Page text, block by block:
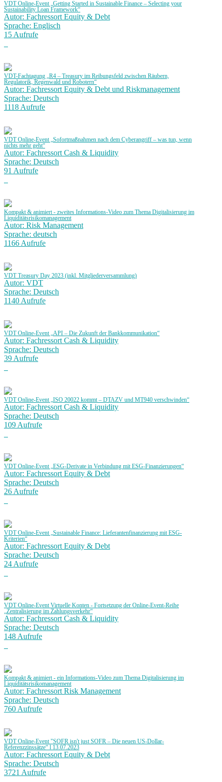
VDT Online-Event „Getting Started in Sustainable Finance – Selecting your
Sustainability Loan Framework“
Autor: Fachressort Equity & Debt
Sprache: Englisch
15 Aufrufe
VDT-Fachtagung „R4 – Treasury im Reibungsfeld zwischen Räubern,
Regulatorik, Regenwald und Robotern“
Autor: Fachressort Equity & Debt und Riskmanagement
Sprache: Deutsch
1118 Aufrufe
VDT Online-Event „Sofortmaßnahmen nach dem Cyberangriff – was tun, wenn
nichts mehr geht“
Autor: Fachressort Cash & Liquidity
Sprache: Deutsch
91 Aufrufe
Kompakt & animiert - zweites Informations-Video zum Thema Digitalisierung im
Liquiditätsrisikomanagement
Autor: Risk Management
Sprache: deutsch
1166 Aufrufe
VDT Treasury Day 2023 (inkl. Mitgliederversammlung)
Autor: VDT
Sprache: Deutsch
1140 Aufrufe
VDT Online-Event „API – Die Zukunft der Bankkommunikation“
Autor: Fachressort Cash & Liquidity
Sprache: Deutsch
39 Aufrufe
VDT Online-Event „ISO 20022 kommt – DTAZV und MT940 verschwinden“
Autor: Fachressort Cash & Liquidity
Sprache: Deutsch
109 Aufrufe
VDT Online-Event „ESG-Derivate in Verbindung mit ESG-Finanzierungen“
Autor: Fachressort Equity & Debt
Sprache: Deutsch
26 Aufrufe
VDT Online-Event „Sustainable Finance: Lieferantenfinanzierung mit ESG-
Kriterien“
Autor: Fachressort Equity & Debt
Sprache: Deutsch
24 Aufrufe
VDT Online-Event Virtuelle Konten - Fortsetzung der Online-Event-Reihe
„Zentralisierung im Zahlungsverkehr“
Autor: Fachressort Cash & Liquidity
Sprache: Deutsch
148 Aufrufe
Kompakt & animiert - ein Informations-Video zum Thema Digitalisierung im
Liquiditätsrisikomanagement
Autor: Fachressort Risk Management
Sprache: Deutsch
760 Aufrufe
VDT Online-Event "SOFR isn't just SOFR – Die neuen US-Dollar-
Referenzzinssätze“ l 13.07.2023
Autor: Fachressort Equity & Debt
Sprache: Deutsch
3721 Aufrufe